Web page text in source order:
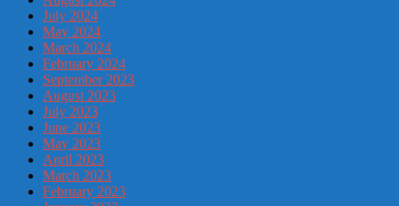
July 2024
May 2024
March 2024
February 2024
September 2023
August 2023
July 2023
June 2023
May 2023
April 2023
March 2023
February 2023